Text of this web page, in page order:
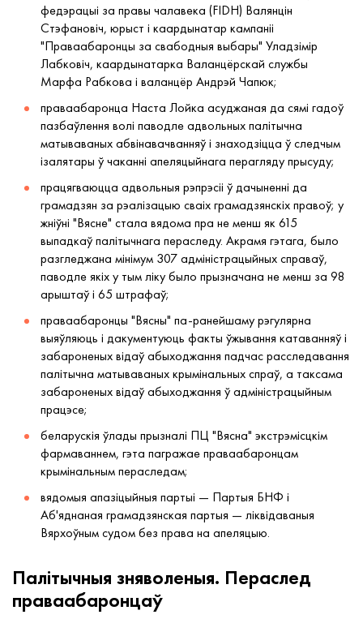
федэрацыі за правы чалавека (FIDH) Валянцін
Стэфановіч, юрыст і каардынатар кампаніі
"Праваабаронцы за свабодныя выбары" Уладзімір
Лабковіч, каардынатарка Валанцёрскай службы
Марфа Рабкова і валанцёр Андрэй Чапюк;
праваабаронца Наста Лойка асуджаная да сямі гадоў
пазбаўлення волі паводле адвольных палітычна
матываваных абвінавачванняў і знаходзіцца ў следчым
ізалятары ў чаканні апеляцыйнага перагляду прысуду;
працягваюцца адвольныя рэпрэсіі ў дачыненні да
грамадзян за рэалізацыю сваіх грамадзянскіх правоў; у
жніўні "Вясне" стала вядома пра не менш як 615
выпадкаў палітычнага пераследу. Акрамя гэтага, было
разгледжана мінімум 307 адміністрацыйных справаў,
паводле якіх у тым ліку было прызначана не менш за 98
арыштаў і 65 штрафаў;
праваабаронцы "Вясны" па-ранейшаму рэгулярна
выяўляюць і дакументуюць факты ўжывання катаванняў і
забароненых відаў абыходжання падчас расследавання
палітычна матываваных крымінальных спраў, а таксама
забароненых відаў абыходжання ў адміністрацыйным
працэсе;
беларускія ўлады прызналі ПЦ "Вясна" экстрэмісцкім
фармаваннем, гэта пагражае праваабаронцам
крымінальным пераследам;
вядомыя апазіцыйныя партыі — Партыя БНФ і
Аб'яднаная грамадзянская партыя — ліквідаваныя
Вярхоўным судом без права на апеляцыю.
Палітычныя зняволеныя. Пераслед
праваабаронцаў